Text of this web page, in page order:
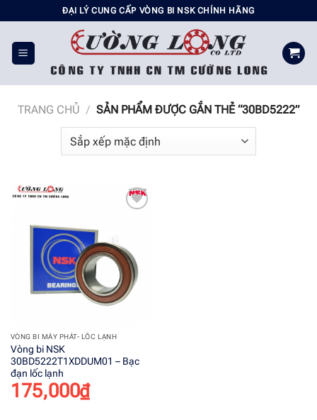
đến
nội
dung
ĐẠI LÝ CUNG CẤP VÒNG BI NSK CHÍNH HÃNG
TRANG CHỦ / SẢN PHẨM ĐƯỢC GẮN THẺ “30BD5222”
Add to
wishlist
VÒNG BI MÁY PHÁT- LỐC LẠNH
Vòng bi NSK
30BD5222T1XDDUM01 – Bạc
đạn lốc lạnh
175,000₫